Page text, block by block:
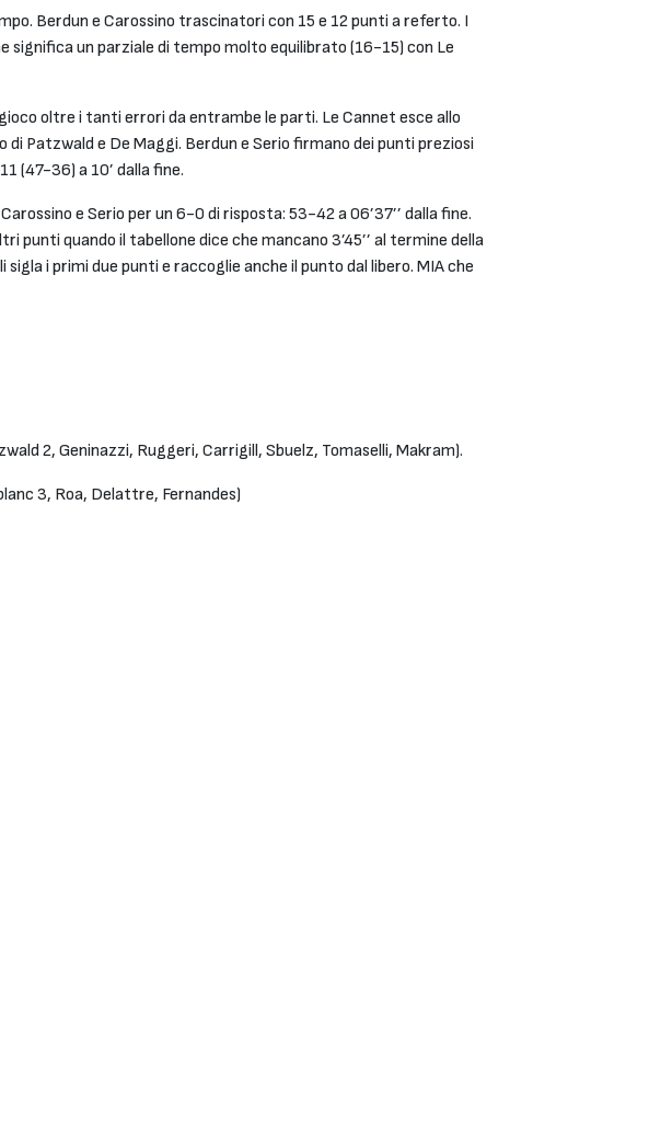
Berdun e Carossino trascinatori con 15 e 12 punti a referto. I
significa un parziale di tempo molto equilibrato (16-15) con Le
oltre i tanti errori da entrambe le parti. Le Cannet esce allo
Patzwald e De Maggi. Berdun e Serio firmano dei punti preziosi
(47-36) a 10’ dalla fine.
e Serio per un 6-0 di risposta: 53-42 a 06’37’’ dalla fine.
quando il tabellone dice che mancano 3’45’’ al termine della
i primi due punti e raccoglie anche il punto dal libero. MIA che
2, Geninazzi, Ruggeri, Carrigill, Sbuelz, Tomaselli, Makram).
3, Roa, Delattre, Fernandes)